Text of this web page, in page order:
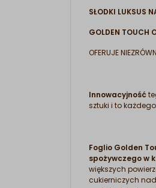
SŁODKI LUKSUS
GOLDEN TOUCH
OFERUJE
Innowacyjność
sztuki i to
Foglio Golden
spożywczego w
większych
cukierniczych